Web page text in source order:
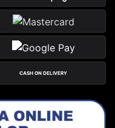
CASH ON DELIVERY